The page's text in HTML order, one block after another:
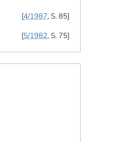
4/1987, S. 85
5/1982, S. 75